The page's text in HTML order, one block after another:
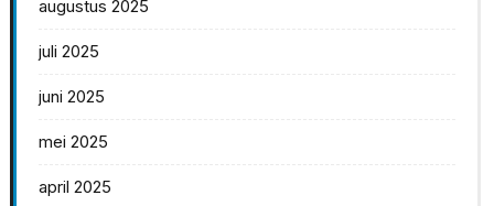
augustus 2025
juli 2025
juni 2025
mei 2025
april 2025